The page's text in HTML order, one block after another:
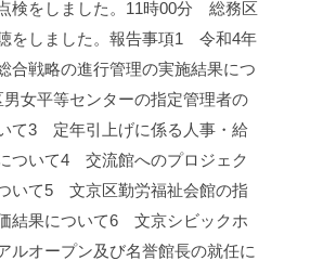
検をしました。 11時00分 総務区
をしました。 報告事項1 令和4年
合戦略の進行管理の実施結果につ
女平等センターの指定管理者の
て3 定年引上げに係る人事・給
ついて4 交流館へのプロジェク
いて5 文京区勤労福祉会館の指
結果について6 文京シビックホ
ルオープン及び名誉館長の就任に